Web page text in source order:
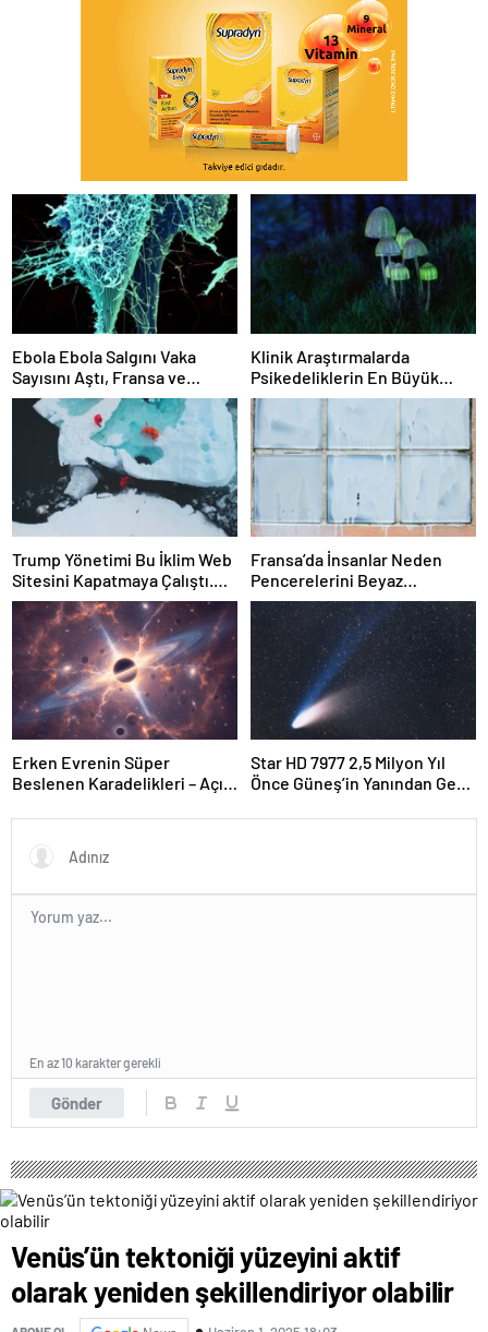
Ebola Ebola Salgını Vaka
Sayısını Aştı, Fransa ve
Uganda’da Tespit Edildi
Klinik Araştırmalarda
Psikedeliklerin En Büyük
Etkisi Gözden Kaçıyor
Olabilir: İnsanların
Hedeflerini, Değerlerini,
Kariyerlerini ve İlişkilerini
Değiştiriyor Gibi
Görünüyorlar
Trump Yönetimi Bu İklim Web
Sitesini Kapatmaya Çalıştı.
Bilim Adamları Onu Tekrar
Çevrimiçi Hale Getirdi
Fransa’da İnsanlar Neden
Pencerelerini Beyaz
Tebeşirle Boyuyor?
Erken Evrenin Süper
Beslenen Karadelikleri – Açık
Star HD 7977 2,5 Milyon Yıl
Önce Güneş’in Yanından Geçti
Yıldızlardaki Rahatsızlığı
Gönder
En az 10 karakter gerekli
Venüs’ün tektoniği yüzeyini aktif
olarak yeniden şekillendiriyor olabilir